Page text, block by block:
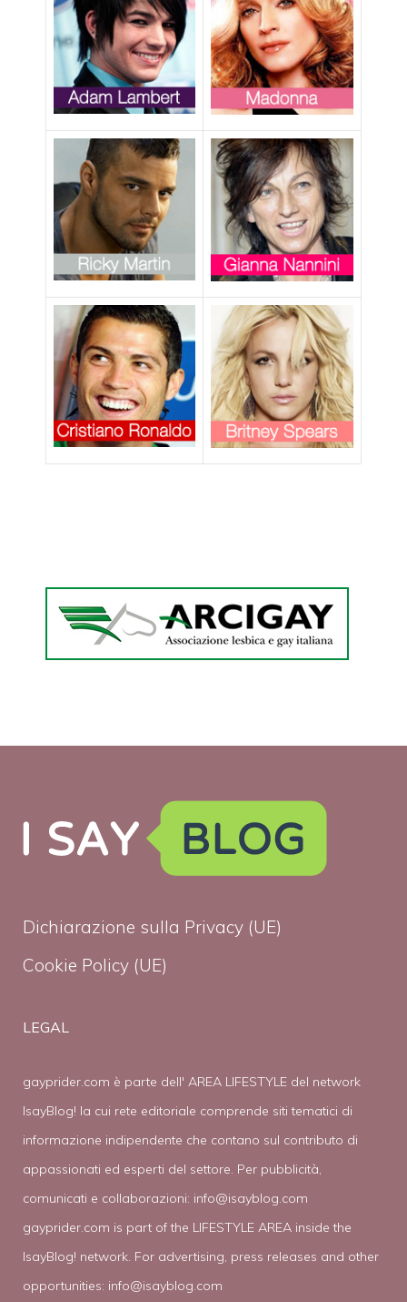
Dichiarazione sulla Privacy (UE)
Cookie Policy (UE)
LEGAL
gayprider.com è parte dell' AREA LIFESTYLE del network
IsayBlog! la cui rete editoriale comprende siti tematici di
informazione indipendente che contano sul contributo di
appassionati ed esperti del settore. Per pubblicità,
comunicati e collaborazioni: info@isayblog.com
gayprider.com is part of the LIFESTYLE AREA inside the
IsayBlog! network. For advertising, press releases and other
opportunities: info@isayblog.com